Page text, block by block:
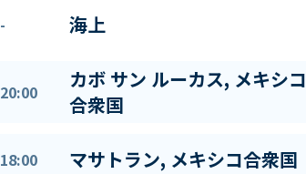
- 海上
20:00
カボ サン ルーカス, メキシコ
合衆国
18:00 マサトラン, メキシコ合衆国